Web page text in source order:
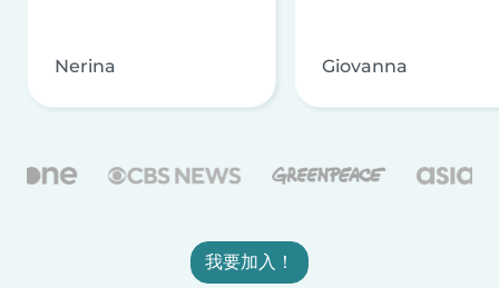
Nerina Giovanna
我要加入！